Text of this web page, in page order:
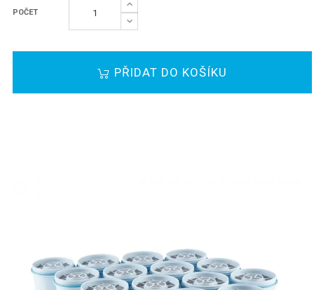
POČET
PŘIDAT DO KOŠÍKU